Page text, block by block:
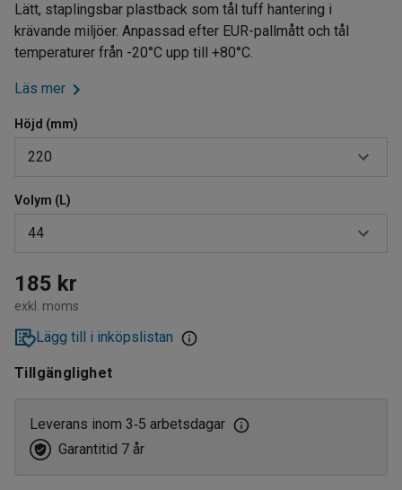
Lätt, staplingsbar plastback som tål tuff hantering i
krävande miljöer. Anpassad efter EUR-pallmått och tål
temperaturer från -20°C upp till +80°C.
Läs mer
Höjd (mm)
220
120
220
Volym (L)
44
12
20
44
185 kr
exkl. moms
Lägg till i inköpslistan
Tillgänglighet
Leverans inom 3‑5 arbetsdagar
Garantitid 7 år